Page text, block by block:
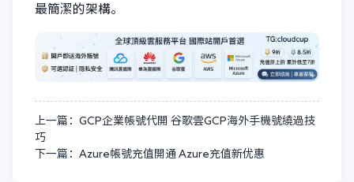
最簡潔的架構。
上一篇：GCP企業帳號代開 谷歌雲GCP海外手機號繞過技
巧
下一篇：Azure帳號充值開通 Azure充值新优惠